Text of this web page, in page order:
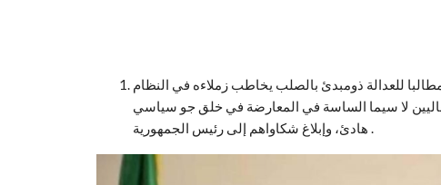
للعدالة ذومبدئ بالصلب يخاطب زملاءه في النظام
لا سيما الساسة في المعارضة في خلق جو سياسي
هادئ، وإبلاغ شكاواهم إلى رئيس الجمهورية .